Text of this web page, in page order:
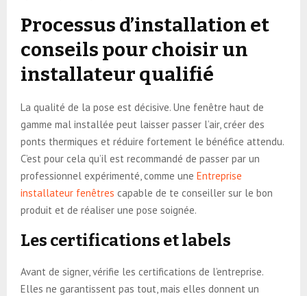
Processus d’installation et
conseils pour choisir un
installateur qualifié
La qualité de la pose est décisive. Une fenêtre haut de
gamme mal installée peut laisser passer l’air, créer des
ponts thermiques et réduire fortement le bénéfice attendu.
C’est pour cela qu’il est recommandé de passer par un
professionnel expérimenté, comme une Entreprise
installateur fenêtres capable de te conseiller sur le bon
produit et de réaliser une pose soignée.
Les certifications et labels
Avant de signer, vérifie les certifications de l’entreprise.
Elles ne garantissent pas tout, mais elles donnent un